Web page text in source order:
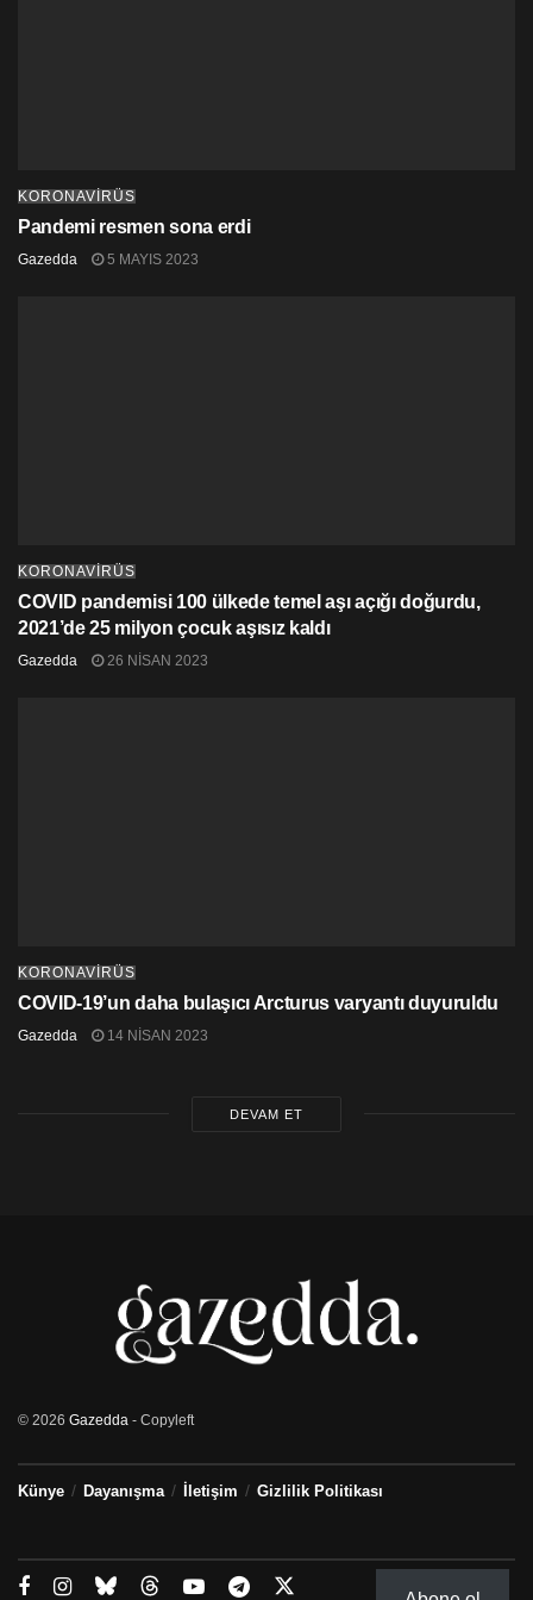
KORONAVİRÜS
Pandemi resmen sona erdi
Gazedda 5 MAYIS 2023
KORONAVİRÜS
COVID pandemisi 100 ülkede temel aşı açığı doğurdu,
2021’de 25 milyon çocuk aşısız kaldı
Gazedda 26 NISAN 2023
KORONAVİRÜS
COVID-19’un daha bulaşıcı Arcturus varyantı duyuruldu
Gazedda 14 NISAN 2023
DEVAM ET
© 2026 Gazedda - Copyleft
Künye Dayanışma İletişim Gizlilik Politikası